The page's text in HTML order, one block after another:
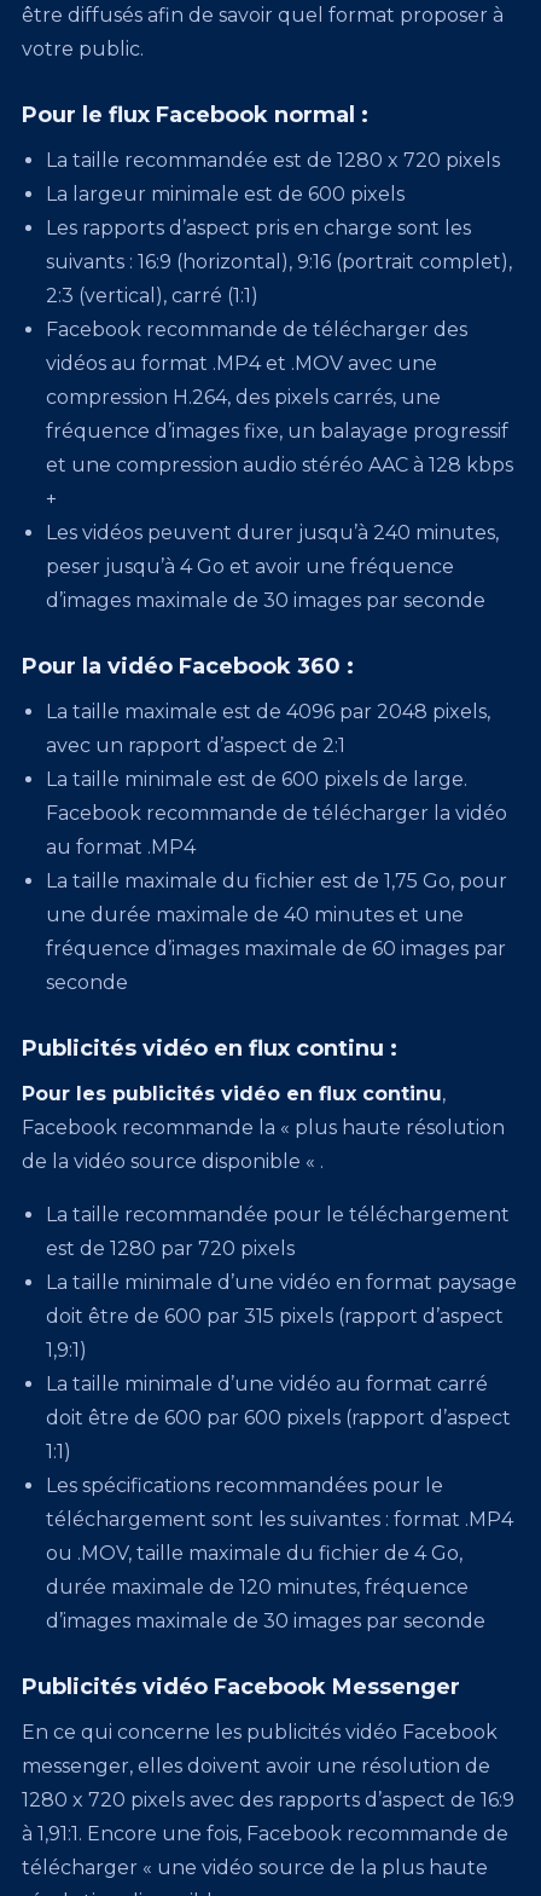
être diffusés afin de savoir quel format proposer à
votre public.
Pour le flux Facebook normal :
La taille recommandée est de 1280 x 720 pixels
La largeur minimale est de 600 pixels
Les rapports d’aspect pris en charge sont les
suivants : 16:9 (horizontal), 9:16 (portrait complet),
2:3 (vertical), carré (1:1)
Facebook recommande de télécharger des
vidéos au format .MP4 et .MOV avec une
compression H.264, des pixels carrés, une
fréquence d’images fixe, un balayage progressif
et une compression audio stéréo AAC à 128 kbps
+
Les vidéos peuvent durer jusqu’à 240 minutes,
peser jusqu’à 4 Go et avoir une fréquence
d’images maximale de 30 images par seconde
Pour la vidéo Facebook 360 :
La taille maximale est de 4096 par 2048 pixels,
avec un rapport d’aspect de 2:1
La taille minimale est de 600 pixels de large.
Facebook recommande de télécharger la vidéo
au format .MP4
La taille maximale du fichier est de 1,75 Go, pour
une durée maximale de 40 minutes et une
fréquence d’images maximale de 60 images par
seconde
Publicités vidéo en flux continu :
Pour les publicités vidéo en flux continu,
Facebook recommande la « plus haute résolution
de la vidéo source disponible « .
La taille recommandée pour le téléchargement
est de 1280 par 720 pixels
La taille minimale d’une vidéo en format paysage
doit être de 600 par 315 pixels (rapport d’aspect
1,9:1)
La taille minimale d’une vidéo au format carré
doit être de 600 par 600 pixels (rapport d’aspect
1:1)
Les spécifications recommandées pour le
téléchargement sont les suivantes : format .MP4
ou .MOV, taille maximale du fichier de 4 Go,
durée maximale de 120 minutes, fréquence
d’images maximale de 30 images par seconde
Publicités vidéo Facebook Messenger
En ce qui concerne les publicités vidéo Facebook
messenger, elles doivent avoir une résolution de
1280 x 720 pixels avec des rapports d’aspect de 16:9
à 1,91:1. Encore une fois, Facebook recommande de
télécharger « une vidéo source de la plus haute